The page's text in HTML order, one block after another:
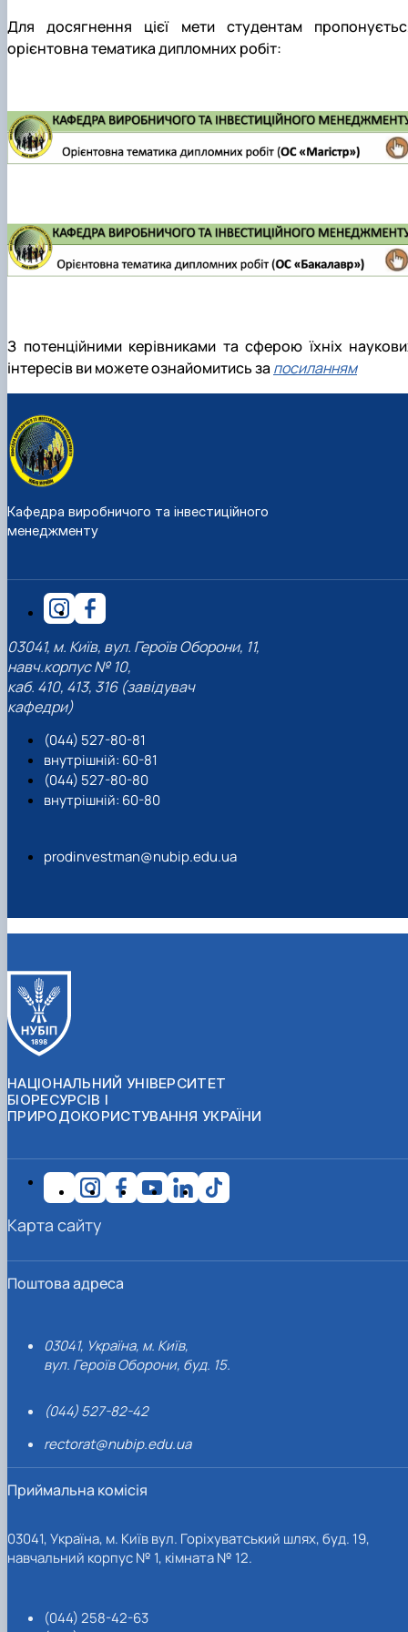
Для досягнення цієї мети студентам
орієнтовна тематика дипломних робіт:
З потенційними керівниками та сферою їхніх
інтересів ви можете ознайомитись за посиланням
Кафедра виробничого та інвестиційного
менеджменту
03041, м. Київ, вул. Героїв Оборони, 11,
навч.корпус № 10,
каб. 410, 413, 316 (завідувач
кафедри)
(044) 527-80-81
внутрішній: 60-81
(044) 527-80-80
внутрішній: 60-80
prodinvestman@nubip.edu.ua
НАЦІОНАЛЬНИЙ УНІВЕРСИТЕТ
БІОРЕСУРСІВ І
ПРИРОДОКОРИСТУВАННЯ УКРАЇНИ
Поштова адреса
03041, Україна, м. Київ,
вул. Героїв Оборони, буд. 15.
(044) 527-82-42
rectorat@nubip.edu.ua
Приймальна комісія
03041, Україна, м. Київ вул. Горіхуватський шлях, буд. 19,
навчальний корпус № 1, кімната № 12.
(044) 258-42-63
Карта сайту